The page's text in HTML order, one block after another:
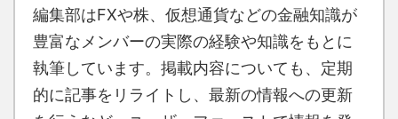
編集部はFXや株、仮想通貨などの金融知識が
豊富なメンバーの実際の経験や知識をもとに
執筆しています。掲載内容についても、定期
的に記事をリライトし、最新の情報への更新